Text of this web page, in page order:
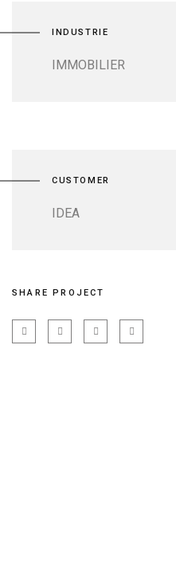
INDUSTRIE
IMMOBILIER
CUSTOMER
IDEA
SHARE PROJECT